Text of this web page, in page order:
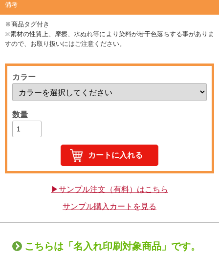
備考
※商品タグ付き
※素材の性質上、摩擦、水ぬれ等により染料が若干色落ちする事がありま
すので、お取り扱いにはご注意ください。
カラー
数量
▶サンプル注文（有料）はこちら
サンプル購入カートを見る
こちらは「名入れ印刷対象商品」です。